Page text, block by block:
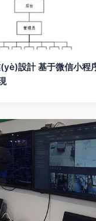
設計 基于微信小程